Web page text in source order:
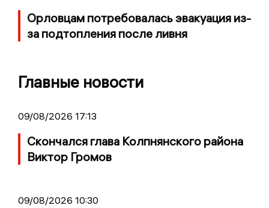
Орловцам потребовалась эвакуация из-
за подтопления после ливня
Главные новости
09/08/2026 17:13
Скончался глава Колпнянского района
Виктор Громов
09/08/2026 10:30